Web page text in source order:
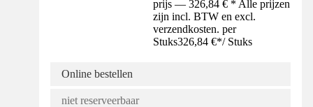
prijs — 326,84 € * Alle prijzen
zijn incl. BTW en excl.
verzendkosten. per
Stuks326,84 €*/ Stuks
Online bestellen
niet reserveerbaar